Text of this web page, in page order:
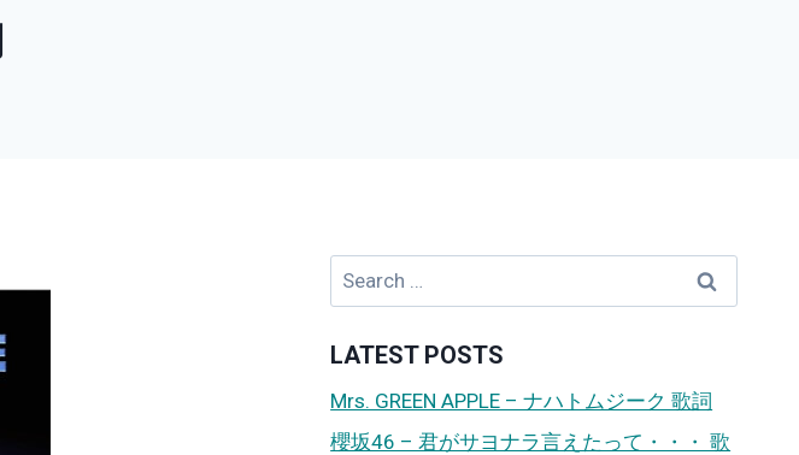
Search
for:
LATEST POSTS
Mrs. GREEN APPLE – ナハトムジーク 歌詞
櫻坂46 – 君がサヨナラ言えたって・・・ 歌